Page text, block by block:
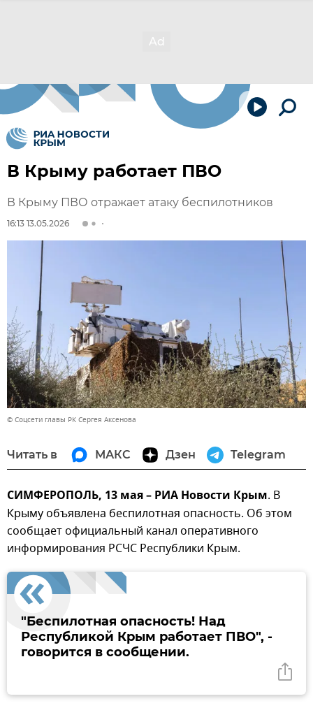
В Крыму работает ПВО
В Крыму ПВО отражает атаку беспилотников
16:13 13.05.2026
© Соцсети главы РК Сергея Аксенова
Читать в МАКС Дзен Telegram
СИМФЕРОПОЛЬ, 13 мая – РИА Новости Крым. В
Крыму объявлена беспилотная опасность. Об этом
сообщает официальный канал оперативного
информирования РСЧС Республики Крым.
"Беспилотная опасность! Над
Республикой Крым работает ПВО", -
говорится в сообщении.